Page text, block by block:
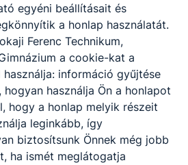
fejlesztés:
2026
egyéni beállításait és
a honlap használatát.
Ferenc Technikum,
a cookie-kat a
információ gyűjtése
használja Ön a honlapot
hogy a honlap melyik részeit
leginkább, így
biztosítsunk Önnek még jobb
ha ismét meglátogatja